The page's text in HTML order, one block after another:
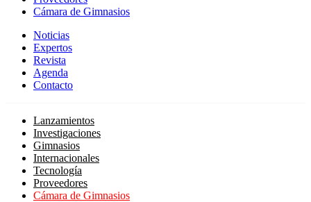
Cámara de Gimnasios
Noticias
Expertos
Revista
Agenda
Contacto
Lanzamientos
Investigaciones
Gimnasios
Internacionales
Tecnología
Proveedores
Cámara de Gimnasios